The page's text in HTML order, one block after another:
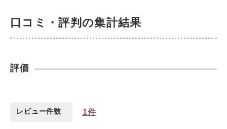
口コミ・評判の集計結果
評価
レビュー件数 1件